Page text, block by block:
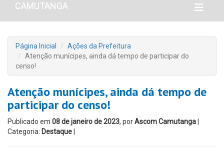
CAMUTANGA
Página Inicial
Ações da Prefeitura
Atenção munícipes, ainda dá tempo de participar do
censo!
Atenção munícipes, ainda dá tempo de
participar do censo!
Publicado em 08 de janeiro de 2023, porAscom Camutanga
Categoria: Destaque